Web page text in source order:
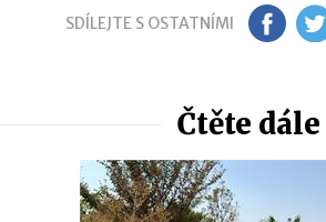
SDÍLEJTE S OSTATNÍMI FB TW
Čtěte dále